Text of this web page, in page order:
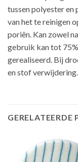
tussen polyester en
van het te reinigen
poriën. Kan zowel
gebruik kan tot
gerealiseerd. Bij
en stof
GERELATEERDE